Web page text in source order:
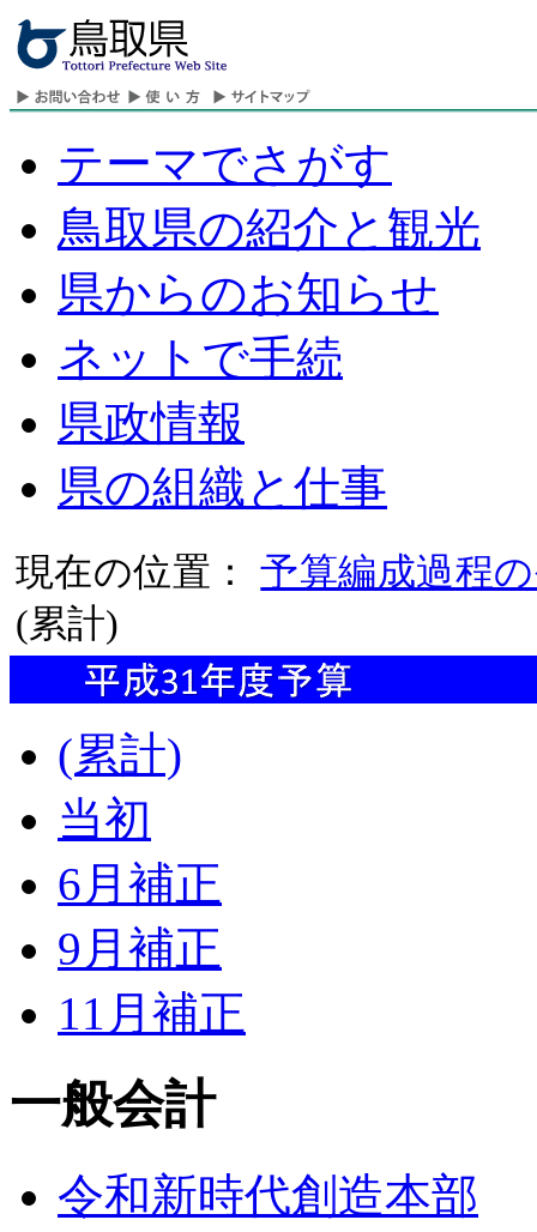
テーマでさがす
鳥取県の紹介と観光
県からのお知らせ
ネットで手続
県政情報
県の組織と仕事
現在の位置：予算編成過程
(累計)
(累計)
当初
6月補正
9月補正
11月補正
一般会計
令和新時代創造本部